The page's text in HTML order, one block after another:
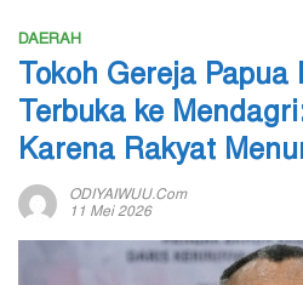
DAERAH
Tokoh Gereja
Terbuka ke
Karena Rakyat
ODIYAIWUU.com
11 Mei 2026